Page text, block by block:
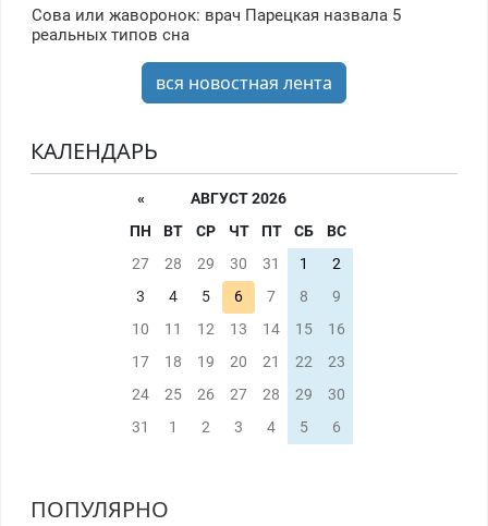
Сова или жаворонок: врач Парецкая назвала 5
реальных типов сна
вся новостная лента
КАЛЕНДАРЬ
«
АВГУСТ 2026
ПН
ВТ СР ЧТ ПТ СБ
ВС
27
28 29 30 31 1
2
3
4 5 6 7 8
9
10
11 12 13 14 15
16
17
18 19 20 21 22
23
24
25 26 27 28 29
30
31
1 2 3 4 5 6
ПОПУЛЯРНО